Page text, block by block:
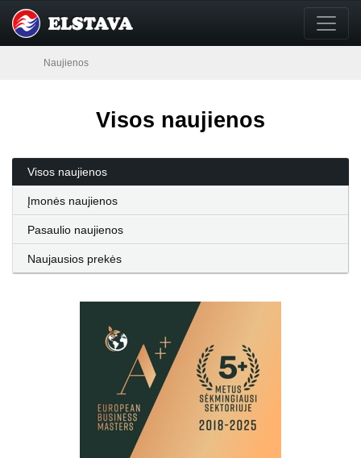
Naujienos
Visos naujienos
Visos naujienos
Įmonės naujienos
Pasaulio naujienos
Naujausios prekės